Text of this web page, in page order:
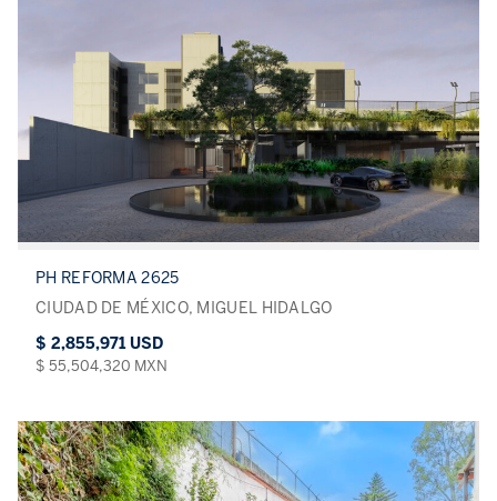
PH REFORMA 2625
CIUDAD DE MÉXICO, MIGUEL HIDALGO
$ 2,855,971 USD
$ 55,504,320 MXN